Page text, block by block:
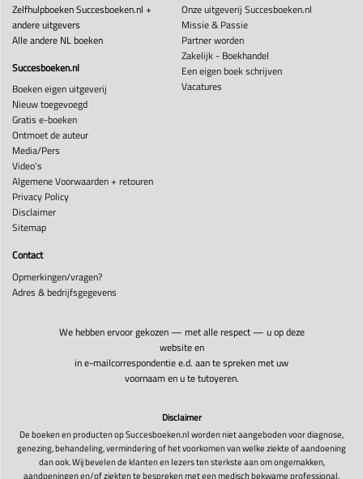
Zelfhulpboeken Succesboeken.nl +
andere uitgevers
Alle andere NL boeken
Succesboeken.nl
Boeken eigen uitgeverij
Nieuw toegevoegd
Gratis e-boeken
Ontmoet de auteur
Media/Pers
Video's
Algemene Voorwaarden + retouren
Privacy Policy
Disclaimer
Sitemap
Onze uitgeverij Succesboeken.nl
Missie & Passie
Partner worden
Zakelijk - Boekhandel
Een eigen boek schrijven
Vacatures
Contact
Opmerkingen/vragen?
Adres & bedrijfsgegevens
We hebben ervoor gekozen — met alle respect — u op deze
website en
in e-mailcorrespondentie e.d. aan te spreken met uw
voornaam en u te tutoyeren.
Disclaimer
De boeken en producten op Succesboeken.nl worden niet aangeboden voor diagnose,
genezing, behandeling, vermindering of het voorkomen van welke ziekte of aandoening
dan ook. Wij bevelen de klanten en lezers ten sterkste aan om ongemakken,
aandoeningen en/of ziekten te bespreken met een medisch bekwame professional.